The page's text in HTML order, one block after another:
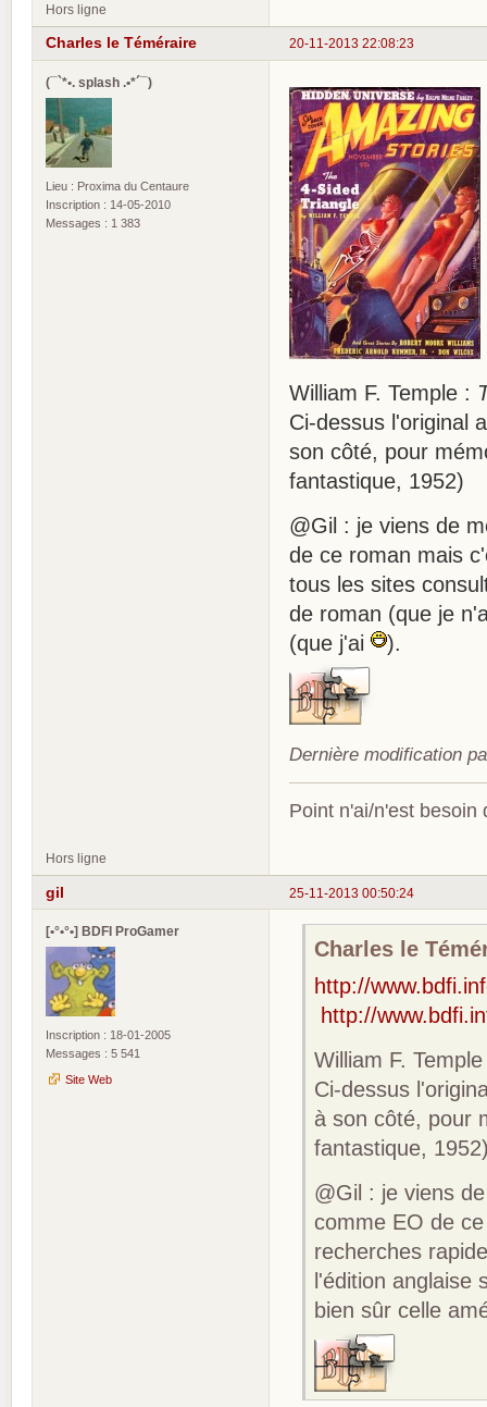
Hors ligne
20-11-2013 22:08:23
Charles le Téméraire
(¯`*•. splash .•*´¯)
Lieu : Proxima du Centaure
Inscription : 14-05-2010
Messages : 1 383
William F. Temple :
Ci-dessus l'original
son côté, pour
fantastique, 1952)
@Gil : je viens de
de ce roman mais
tous les sites
de roman (que je
(que j'ai
).
Dernière modification
Point n'ai/n'est besoin
Hors ligne
25-11-2013 00:50:24
gil
[•°•°•] BDFI ProGamer
Inscription : 18-01-2005
Messages : 5 541
Site Web
Charles le
http://
http://
William F.
Ci-dessus
à son côté, pour
fantastique,
@Gil : je viens
comme EO de
recherches
l'édition anglaise
bien sûr celle